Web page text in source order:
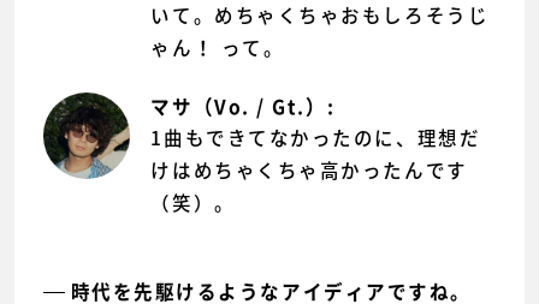
いて。めちゃくちゃおもしろそうじ
ゃん！ って。
マサ（Vo. / Gt.）:
1曲もできてなかったのに、理想だ
けはめちゃくちゃ高かったんです
（笑）。
時代を先駆けるようなアイディアですね。